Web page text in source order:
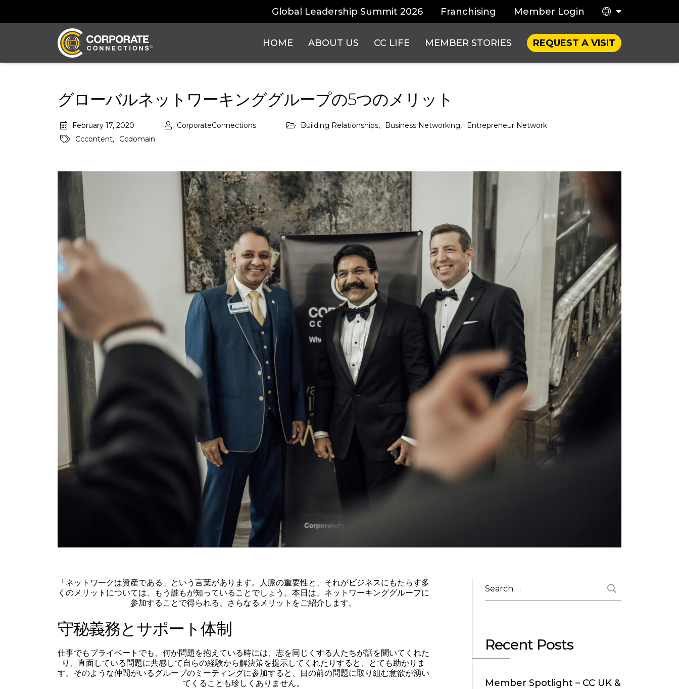
Global Leadership Summit 2026 Franchising Member Login
HOME ABOUT US CC LIFE MEMBER STORIES REQUEST A VISIT
グローバルネットワーキンググループの5つのメリット
February 17, 2020 CorporateConnections Building Relationships, Business Networking,
Entrepreneur Network
Cccontent,
Ccdomain
「ネットワークは資産である」という言葉があります。人脈の重要性と、それがビジネスにもたらす多
くのメリットについては、もう誰もが知っていることでしょう。本日は、ネットワーキンググループに
参加することで得られる、さらなるメリットをご紹介します。
守秘義務とサポート体制
仕事でもプライベートでも、何か問題を抱えている時には、志を同じくする人たちが話を聞いてくれた
り、直面している問題に共感して自らの経験から解決策を提示してくれたりすると、とても助かりま
す。そのような仲間がいるグループのミーティングに参加すると、目の前の問題に取り組む意欲が湧い
てくることも珍しくありません。
Recent Posts
Member Spotlight – CC UK &